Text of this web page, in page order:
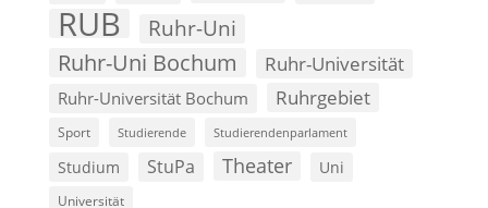
RUB Ruhr-Uni
Ruhr-Uni Bochum Ruhr-Universität
Ruhr-Universität Bochum Ruhrgebiet
Sport Studierende Studierendenparlament
Studium StuPa Theater Uni
Universität